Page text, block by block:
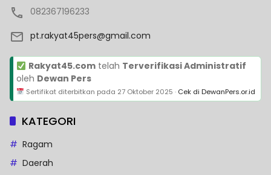
082367196233
pt.rakyat45pers@gmail.com
Rakyat45.comtelah Terverifikasi Administratif
oleh Dewan Pers
Sertifikat diterbitkan pada 27 Oktober 2025 · Cek di DewanPers.or.id
KATEGORI
Ragam
Daerah